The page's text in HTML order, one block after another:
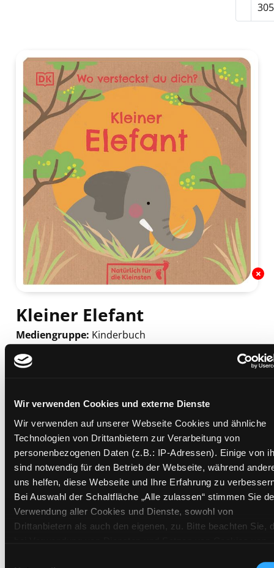
Wir verwenden Cookies und externe Dienste
Wir verwenden auf unserer Webseite Cookies und ähnliche
Technologien von Drittanbietern zur Verarbeitung von
personenbezogenen Daten (z.B.: IP-Adressen). Einige von
sind notwendig für den Betrieb der Webseite, während
uns helfen, diese Webseite und Ihre Erfahrung zu
Bei Auswahl der Schaltfläche „Alle zulassen“ stimmen Sie
Verwendung aller Cookies und Dienste, sowohl von
Drittanbietern als auch den eigenen, zu. Bitte beachten Sie,
305
Kleiner Elefant
Mediengruppe: Kinderbuch
Beschreibung ein-/ausblenden
Exemplare
Zweigstelle:Ost - Schillerstraße
Signatur:JD.K KLE
Standort 2: Ausleihe
Status: Entliehen